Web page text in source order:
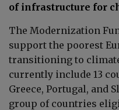
of infrastructure for
The Modernization
support the poorest
transitioning to
currently include 13
Greece, Portugal, and
group of countries